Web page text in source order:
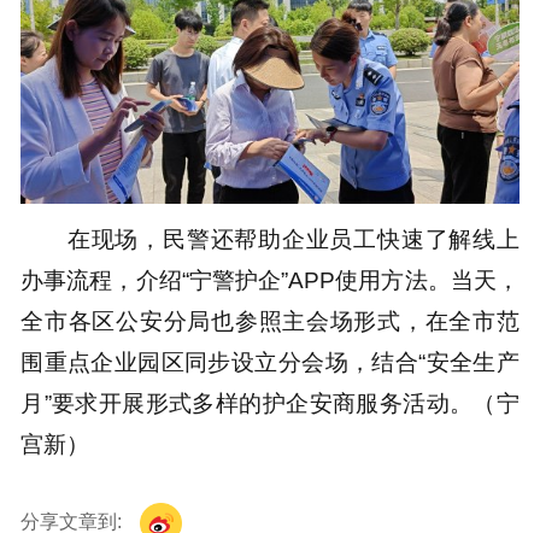
在现场，民警还帮助企业员工快速了解线上
办事流程，介绍“宁警护企”APP使用方法。当天，
全市各区公安分局也参照主会场形式，在全市范
围重点企业园区同步设立分会场，结合“安全生产
月”要求开展形式多样的护企安商服务活动。（宁
宫新）
分享文章到: